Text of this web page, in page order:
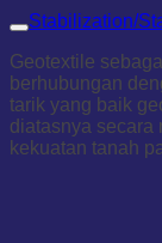
Stabilization/
Geotextile
berhubungan
tarik yang baik
diatasnya secara
kekuatan tanah